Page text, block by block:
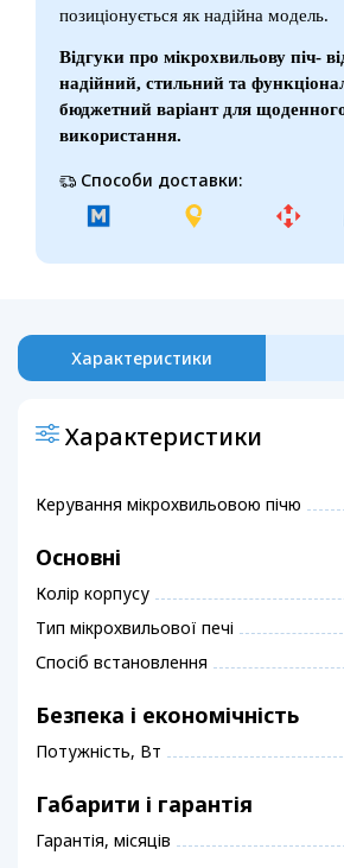
позиціонується як надійна модель.
Відгуки про мікрохвильову піч-
надійний, стильний та
бюджетний варіант для
використання.
Способи доставки:
Характеристики
Характеристики
Керування мікрохвильовою пічю
Основні
Колір корпусу
Тип мікрохвильової печі
Спосіб встановлення
Безпека і економічність
Потужність, Вт
Габарити і гарантія
Гарантія, місяців